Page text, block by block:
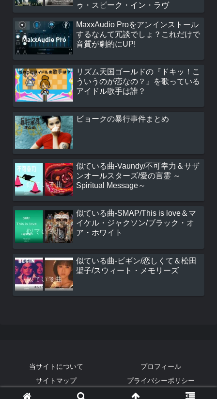
ゥ・スピーク・イン・ラヴ
MaxxAudio Proをアンインストール
するなんて冗談でしょ？これだけで
音質が劇的にUP!
リズム天国ゴールドの『ドキッ！こ
ういうのが恋なの？』を歌っている
アイドル歌手は誰？
ビョークの暴行事件まとめ
似ている曲-Vaundy/不可幸力＆サザ
ンオールスターズ/愛の言霊 ～
Spiritual Message～
似ている曲-SMAP/This is love＆マ
イケル・ジャクソン/ブラック・オ
ア・ホワイト
似ている曲-ビギン/恋しくて＆松田
聖子/スウィート・メモリーズ
当サイトについて
プロフィール
サイトマップ
プライバシーポリシー
Copyright © 2019-2026 Discジャンキーズ All Rights Reserved.